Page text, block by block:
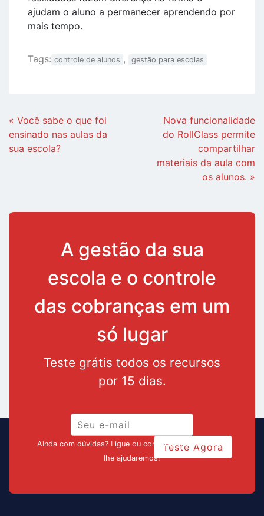
ajudam o aluno a permanecer aprendendo por
mais tempo.
Tags: controle de alunos , gestão para escolas
Continue
Lendo
« Você sabe o que foi
ensinado nas aulas da
sua escola?
Nova funcionalidade
do RollClass permite
compartilhar
materiais da aula com
os alunos. »
A gestão da sua
escola e o controle
das cobranças em um
só lugar
Teste grátis todos os recursos
por 15 dias.
Teste Agora
Ainda com dúvidas? Ligue ou converse pelo chat que
lhe ajudaremos!